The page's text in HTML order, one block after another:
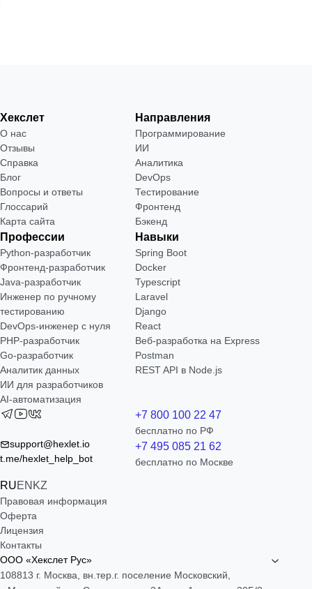
Хекслет
О нас
Отзывы
Справка
Блог
Вопросы и ответы
Глоссарий
Карта сайта
Направления
Программирование
ИИ
Аналитика
DevOps
Тестирование
Фронтенд
Бэкенд
Профессии
Python-разработчик
Фронтенд-разработчик
Java-разработчик
Инженер по ручному
тестированию
DevOps-инженер с нуля
РНР-разработчик
Go-разработчик
Аналитик данных
ИИ для разработчиков
AI-автоматизация
Навыки
Spring Boot
Docker
Typescript
Laravel
Django
React
Веб-разработка на Express
Postman
REST API в Node.js
support@hexlet.io
t.me/hexlet_help_bot
RUEN KZ
+7 800 100 22 47
бесплатно по РФ
+7 495 085 21 62
бесплатно по Москве
Правовая информация
Оферта
Лицензия
Контакты
ООО «Хекслет Рус»
108813 г. Москва, вн.тер.г. поселение Московский,